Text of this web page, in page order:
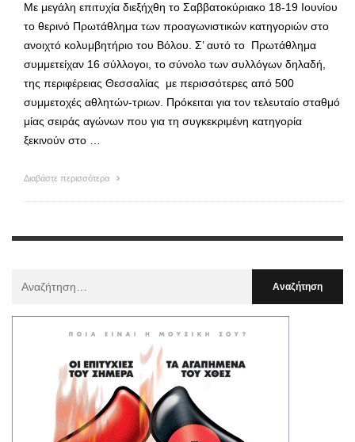
Με μεγάλη επιτυχία διεξήχθη το Σαββατοκύριακο 18-19 Ιουνίου
το θερινό Πρωτάθλημα των προαγωνιστικών κατηγοριών στο
ανοιχτό κολυμβητήριο του Βόλου. Σ’ αυτό το Πρωτάθλημα
συμμετείχαν 16 σύλλογοι, το σύνολο των συλλόγων δηλαδή,
της περιφέρειας Θεσσαλίας με περισσότερες από 500
συμμετοχές αθλητών-τριων. Πρόκειται για τον τελευταίο σταθμό
μίας σειράς αγώνων που για τη συγκεκριμένη κατηγορία
ξεκινούν στο …
Διαβάστε περισσότερα
: